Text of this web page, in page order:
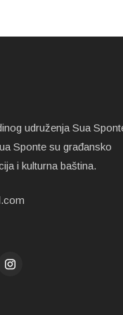
udruženja Sua
Sponte su građansko
i kulturna baština.